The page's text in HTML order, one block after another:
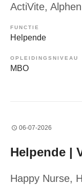
ActiVite,
FUNCTIE
Helpende
OPLEIDINGSNIVEAU
MBO
06-07-2026
Helpende |
Happy Nurse,